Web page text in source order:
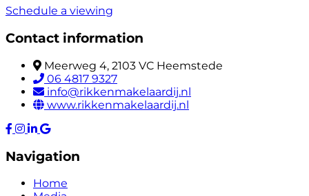
Schedule a viewing
Contact information
Meerweg 4, 2103 VC Heemstede
06 4817 9327
info@rikkenmakelaardij.nl
www.rikkenmakelaardij.nl
Navigation
Home